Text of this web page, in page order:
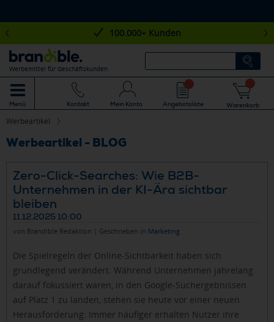
100.000+ Kunden
Werbemittel für Geschäftskunden
Menü Kontakt Mein Konto Angebotsliste Warenkorb
Werbeartikel
Werbeartikel - BLOG
Zero-Click-Searches: Wie B2B-
Unternehmen in der KI-Ära sichtbar
bleiben
11.12.2025 10:00
von Brandible Redaktion | Geschrieben in Marketing
Die Spielregeln der Online-Sichtbarkeit haben sich
grundlegend verändert. Während Unternehmen jahrelang
darauf fokussiert waren, in den Google-Suchergebnissen
auf Platz 1 zu landen, stehen sie heute vor einer neuen
Herausforderung: Immer häufiger erhalten Nutzer ihre